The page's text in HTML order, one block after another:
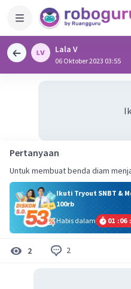
Lala V
06 Oktober 2023 03:55
Pertanyaan
Untuk membuat benda diam
Ikuti Tryout SNBT &
100rb
Habis dalam
01 :06 :
2 2